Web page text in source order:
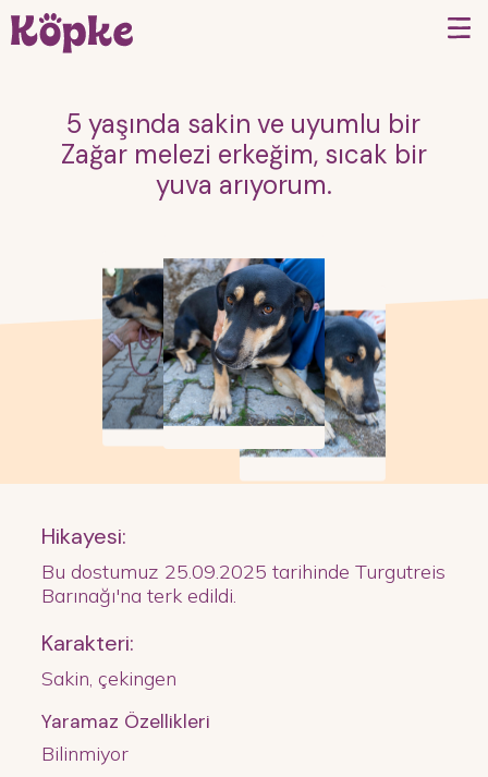
5 yaşında sakin ve uyumlu bir
Zağar melezi erkeğim, sıcak bir
yuva arıyorum.
Hikayesi:
Bu dostumuz 25.09.2025 tarihinde Turgutreis
Barınağı'na terk edildi.
Karakteri:
Sakin, çekingen
Yaramaz Özellikleri
Bilinmiyor